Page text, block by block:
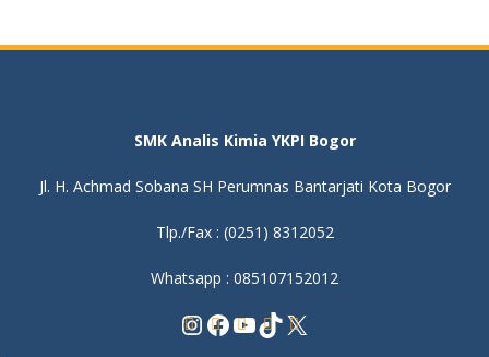
SMK Analis Kimia YKPI Bogor
Jl. H. Achmad Sobana SH Perumnas Bantarjati Kota Bogor
Tlp./Fax : (0251) 8312052
Whatsapp : 085107152012
Instagram
Facebook
YouTube
TikTok
X